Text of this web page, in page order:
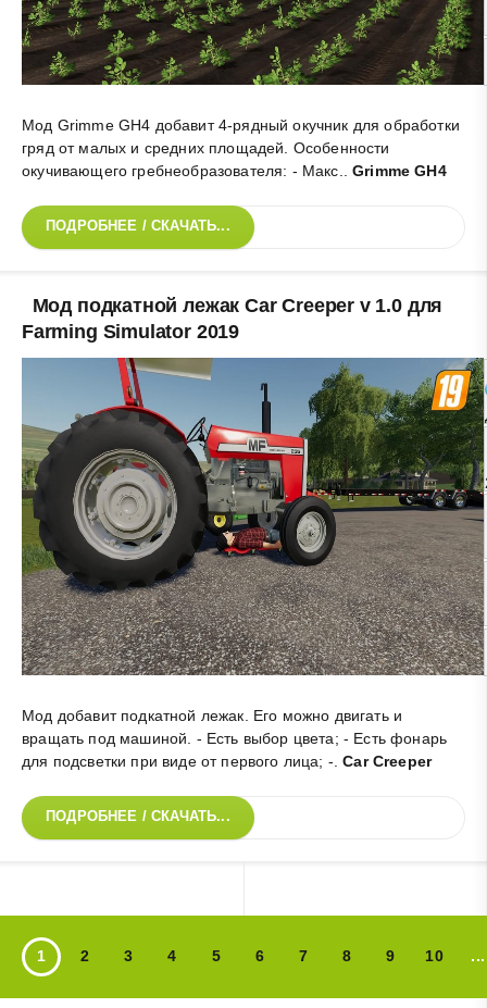
Мод Grimme GH4 добавит 4-рядный окучник для обработки
гряд от малых и средних площадей. Особенности
окучивающего гребнеобразователя: - Макс.
.Grimme GH4
ПОДРОБНЕЕ / СКАЧАТЬ...
Мод подкатной лежак Car Creeper v 1.0 для
Farming Simulator 2019
Мод добавит подкатной лежак. Его можно двигать и
вращать под машиной. - Есть выбор цвета; - Есть фонарь
для подсветки при виде от первого лица; - .Car Creeper
ПОДРОБНЕЕ / СКАЧАТЬ...
1 2 3 4 5 6 7 8 9 10 ...